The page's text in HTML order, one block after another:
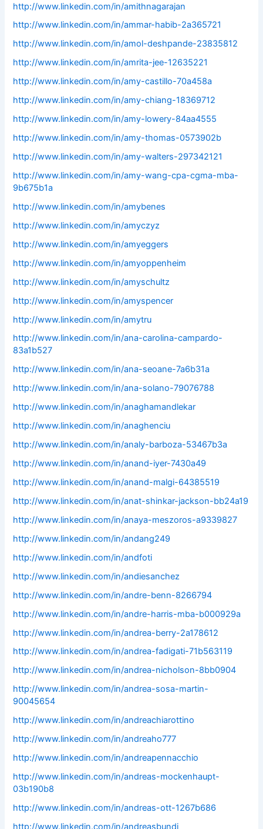
http://www.linkedin.com/in/amithnagarajan
http://www.linkedin.com/in/ammar-habib-2a365721
http://www.linkedin.com/in/amol-deshpande-23835812
http://www.linkedin.com/in/amrita-jee-12635221
http://www.linkedin.com/in/amy-castillo-70a458a
http://www.linkedin.com/in/amy-chiang-18369712
http://www.linkedin.com/in/amy-lowery-84aa4555
http://www.linkedin.com/in/amy-thomas-0573902b
http://www.linkedin.com/in/amy-walters-297342121
http://www.linkedin.com/in/amy-wang-cpa-cgma-mba-
9b675b1a
http://www.linkedin.com/in/amybenes
http://www.linkedin.com/in/amyczyz
http://www.linkedin.com/in/amyeggers
http://www.linkedin.com/in/amyoppenheim
http://www.linkedin.com/in/amyschultz
http://www.linkedin.com/in/amyspencer
http://www.linkedin.com/in/amytru
http://www.linkedin.com/in/ana-carolina-campardo-
83a1b527
http://www.linkedin.com/in/ana-seoane-7a6b31a
http://www.linkedin.com/in/ana-solano-79076788
http://www.linkedin.com/in/anaghamandlekar
http://www.linkedin.com/in/anaghenciu
http://www.linkedin.com/in/analy-barboza-53467b3a
http://www.linkedin.com/in/anand-iyer-7430a49
http://www.linkedin.com/in/anand-malgi-64385519
http://www.linkedin.com/in/anat-shinkar-jackson-bb24a19
http://www.linkedin.com/in/anaya-meszoros-a9339827
http://www.linkedin.com/in/andang249
http://www.linkedin.com/in/andfoti
http://www.linkedin.com/in/andiesanchez
http://www.linkedin.com/in/andre-benn-8266794
http://www.linkedin.com/in/andre-harris-mba-b000929a
http://www.linkedin.com/in/andrea-berry-2a178612
http://www.linkedin.com/in/andrea-fadigati-71b563119
http://www.linkedin.com/in/andrea-nicholson-8bb0904
http://www.linkedin.com/in/andrea-sosa-martin-
90045654
http://www.linkedin.com/in/andreachiarottino
http://www.linkedin.com/in/andreaho777
http://www.linkedin.com/in/andreapennacchio
http://www.linkedin.com/in/andreas-mockenhaupt-
03b190b8
http://www.linkedin.com/in/andreas-ott-1267b686
http://www.linkedin.com/in/andreasbundi